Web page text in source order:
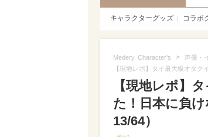
キャラクターグッズ コラボ
Medery. Character's > 声優・
【現地レポ】タイ最大級オタク
【現地レポ】
た！日本に負
13/64）